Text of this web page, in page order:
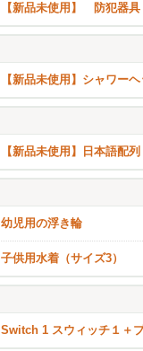
【新品未使用】 防犯器具
【新品未使用】シャワーヘ
【新品未使用】日本語
幼児用の浮き輪
子供用水着（サイズ3）
Switch 1 スウィッチ１＋